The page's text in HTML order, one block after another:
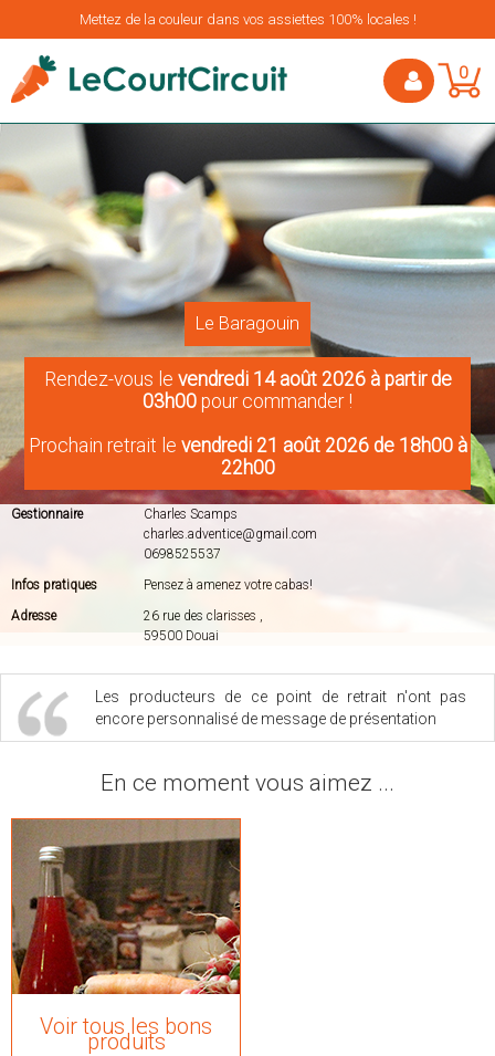
Mettez de la couleur dans vos assiettes 100% locales !
0
Le Baragouin
Rendez-vous le vendredi 14 août 2026 à partir de
03h00 pour commander !
Prochain retrait le vendredi 21 août 2026 de 18h00 à
22h00
Gestionnaire
Charles Scamps
charles.adventice@gmail.com
0698525537
Infos pratiques
Pensez à amenez votre cabas!
Adresse
26 rue des clarisses ,
59500 Douai
Les producteurs de ce point de retrait n'ont pas
encore personnalisé de message de présentation
En ce moment vous aimez ...
Voir tous les bons
produits